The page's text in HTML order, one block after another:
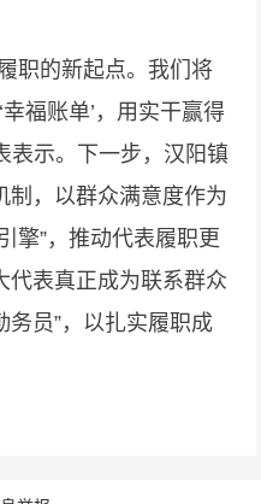
的新起点。我们将
幸福账单’，用实干赢得
表示。下一步，汉阳镇
制，以群众满意度作为
擎”，推动代表履职更
代表真正成为联系群众
务员”，以扎实履职成